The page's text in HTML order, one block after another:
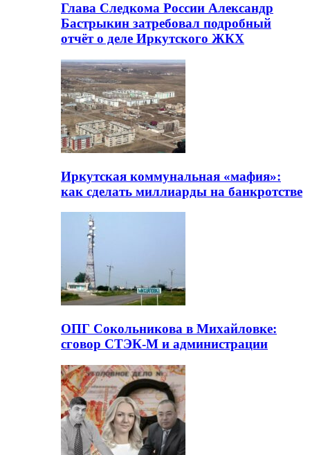
Глава Следкома России Александр
Бастрыкин затребовал подробный
отчёт о деле Иркутского ЖКХ
Иркутская коммунальная «мафия»:
как сделать миллиарды на банкротстве
ОПГ Сокольникова в Михайловке:
сговор СТЭК-М и администрации